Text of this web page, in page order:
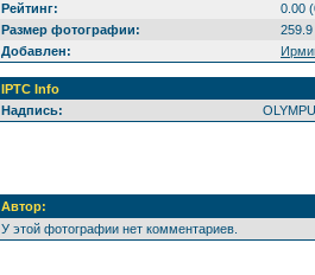
Рейтинг:
0.00
Размер фотографии:
259.9
Добавлен:
IPTC Info
Надпись:
Автор:
У этой фотографии нет комментариев.